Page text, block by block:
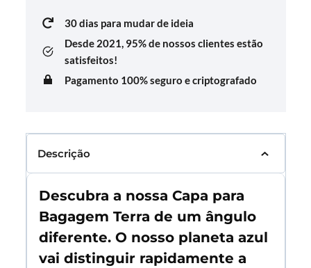
30 dias para mudar de ideia
Desde 2021, 95% de nossos clientes estão
satisfeitos!
Pagamento 100% seguro e criptografado
Descrição
Descubra a nossa Capa para
Bagagem Terra de um ângulo
diferente. O nosso planeta azul
vai distinguir rapidamente a